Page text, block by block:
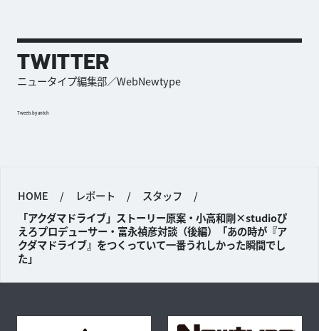
TWITTER
ニュータイプ編集部／WebNewtype
Tweets by antch
HOME / レポート / スタッフ
/
「アクダマドライブ」ストーリー原案・小高和剛×studioぴ
えろプロデューサー・富永禎彦対談（後編）「あの時が『ア
クダマドライブ』をつくっていて一番うれしかった瞬間でし
た」